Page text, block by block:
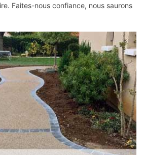
Faites-nous confiance, nous saurons